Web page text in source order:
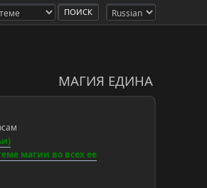
МАГИЯ ЕДИНА
магии во всех ее